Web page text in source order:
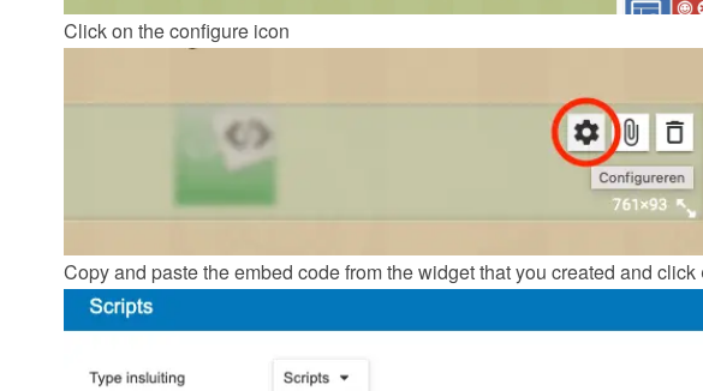
Click on the configure icon
Copy and paste the embed code from the widget that you created and click